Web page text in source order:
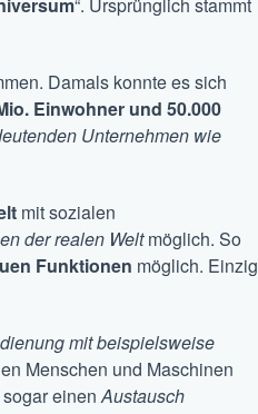
“. Ursprünglich stammt
Damals konnte es sich
Einwohner und 50.000
Unternehmen wie
mit sozialen
der realen Weltmöglich. So
Funktionen möglich. Einzig
mit beispielsweise
Menschen und Maschinen
sogar einenAustausch